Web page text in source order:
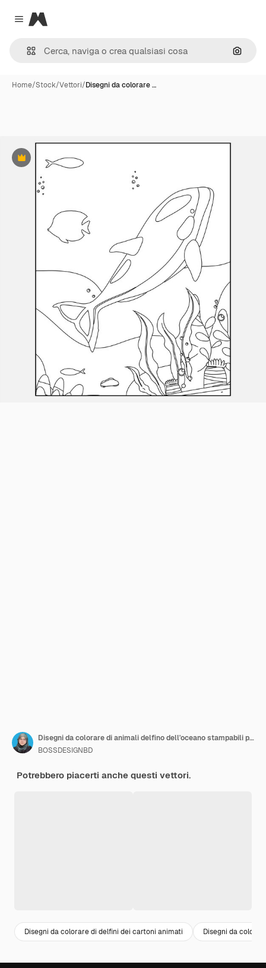
Close menu
Magnific
Cerca
Home/Stock/Vettori/Disegni da colorare …
Premium
Disegni da colorare di animali delfino dell'oceano stampabili per bambini
BOSSDESIGNBD
Potrebbero piacerti anche questi vettori.
Disegni da colorare di delfini dei cartoni animati Disegni da